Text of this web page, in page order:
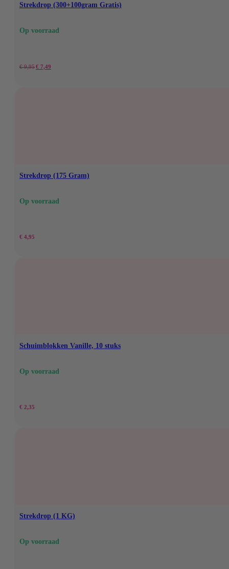
Strekdrop (300+100gram Gratis)
Op voorraad
€9,95Oorspronkelijke
€ 7,49
Strekdrop (175 Gram)
Op voorraad
€ 4,95
Schuimblokken Vanille, 10 stuks
Op voorraad
€ 2,35
Strekdrop (1 KG)
Op voorraad